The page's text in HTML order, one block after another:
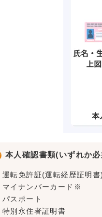
本人確認書類(いずれか
運転免許証(運転経歴証明
マイナンバーカード※
パスポート
特別永住者証明書